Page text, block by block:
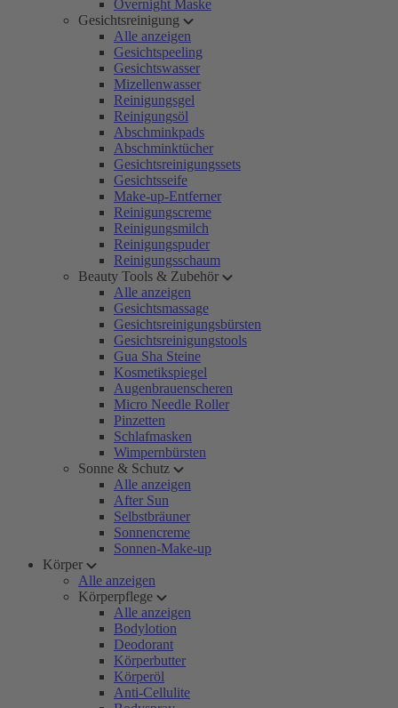
Overnight Maske
Gesichtsreinigung
Alle anzeigen
Gesichtspeeling
Gesichtswasser
Mizellenwasser
Reinigungsgel
Reinigungsöl
Abschminkpads
Abschminktücher
Gesichtsreinigungssets
Gesichtsseife
Make-up-Entferner
Reinigungscreme
Reinigungsmilch
Reinigungspuder
Reinigungsschaum
Beauty Tools & Zubehör
Alle anzeigen
Gesichtsmassage
Gesichtsreinigungsbürsten
Gesichtsreinigungstools
Gua Sha Steine
Kosmetikspiegel
Augenbrauenscheren
Micro Needle Roller
Pinzetten
Schlafmasken
Wimpernbürsten
Sonne & Schutz
Alle anzeigen
After Sun
Selbstbräuner
Sonnencreme
Sonnen-Make-up
Körper
Alle anzeigen
Körperpflege
Alle anzeigen
Bodylotion
Deodorant
Körperbutter
Körperöl
Anti-Cellulite